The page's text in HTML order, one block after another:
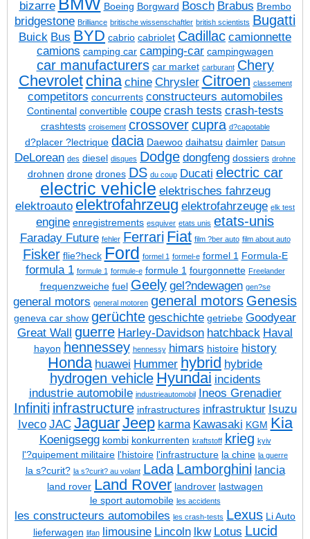
bizarre
Boeing Borgward Bosch Brabus Brembo
bridgestone Brilliance britische wissenschaftler british scientists Bugatti
Buick Bus BYD cabrio cabriolet Cadillac camionnette
camions camping car camping-car campingwagen
car manufacturers car market carburant Chery
Chevrolet china chine Chrysler Citroen classement
competitors concurrents constructeurs automobiles
Continental convertible coupe crash tests crash-tests
crashtests croisement crossover cupra d?capotable
d?placer ?lectrique dacia Daewoo daihatsu daimler Datsun
DeLorean des diesel disques Dodge dongfeng dossiers drohne
drohnen drone drones DS du coup Ducati electric car
electric vehicle elektrisches fahrzeug
elektroauto elektrofahrzeug elektrofahrzeuge elk test
engine enregistrements esquiver etats unis etats-unis
Faraday Future fehler Ferrari Fiat film ?ber auto film about auto
Fisker flie?heck Ford formel 1 formel-e formel 1 Formula-E
formula 1 formule 1 formule-e formule 1 fourgonnette Freelander
frequenzweiche fuel Geely gel?ndewagen gen?se
general motors general motoren general motors Genesis
geneva car show gerüchte geschichte getriebe Goodyear
Great Wall guerre Harley-Davidson hatchback Haval
hayon hennessey hennessy himars histoire history
Honda huawei Hummer hybrid hybride
hydrogen vehicle Hyundai incidents
industrie automobile industrieautomobil Ineos Grenadier
Infiniti infrastructure infrastructures infrastruktur Isuzu
Iveco JAC JaguarJeep karma Kawasaki KGM Kia
Koenigsegg kombi konkurrenten kraftstoff krieg kyiv
l'?quipement militaire l'histoire l'infrastructure la chine la guerre
la s?curit? la s?curit? au volant Lada Lamborghini lancia
land rover Land Rover landrover lastwagen
le sport automobile les accidents
les constructeurs automobiles les crash-tests Lexus Li Auto
lieferwagen lifan limousine Lincoln lkw Lotus Lucid